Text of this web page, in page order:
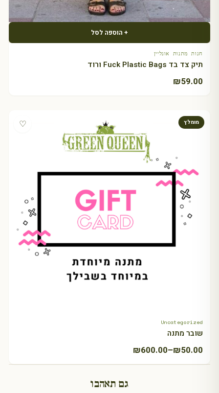
+ הוספה לסל
חנות מתנות אונליין
תיק צד בד Fuck Plastic Bags ורוד
₪59.00
מומלץ ♡
Uncategorized
שובר מתנה
₪50.00
–
₪600.00
טווח
מחירים:
גם תאהבו